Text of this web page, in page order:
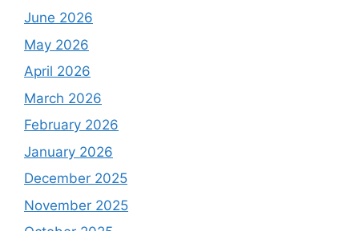
June 2026
May 2026
April 2026
March 2026
February 2026
January 2026
December 2025
November 2025